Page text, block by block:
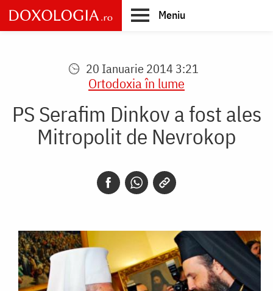
Skip
to
main
Meniu
20 Ianuarie 2014 3:21
Ortodoxia în lume
PS Serafim Dinkov a fost ales
Mitropolit de Nevrokop